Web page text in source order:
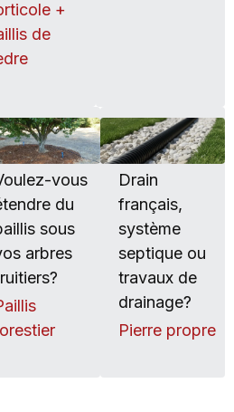
+
de
vous
du
sous
arbres
Drain
français,
système
septique ou
travaux de
drainage?
Pierre propre